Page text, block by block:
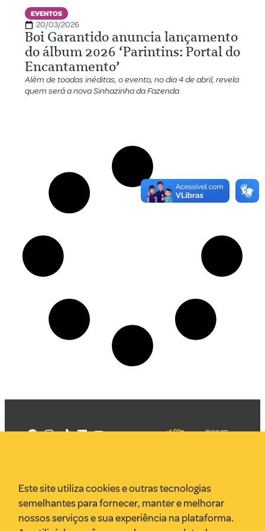
EVENTOS
20/03/2026
Boi Garantido anuncia lançamento
do álbum 2026 ‘Parintins: Portal do
Encantamento’
Além de toadas inéditas, o evento, no dia 4 de abril, revela
quem será a nova Sinhazinha da Fazenda
VR Assessoria
Parcerias
Envie uma pauta
©2025
Este site utiliza cookies e outras tecnologias
semelhantes para fornecer, manter e melhorar
nossos serviços e sua experiência na plataforma.